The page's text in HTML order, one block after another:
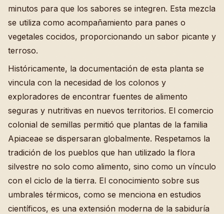
minutos para que los sabores se integren. Esta mezcla
se utiliza como acompañamiento para panes o
vegetales cocidos, proporcionando un sabor picante y
terroso.
Históricamente, la documentación de esta planta se
vincula con la necesidad de los colonos y
exploradores de encontrar fuentes de alimento
seguras y nutritivas en nuevos territorios. El comercio
colonial de semillas permitió que plantas de la familia
Apiaceae se dispersaran globalmente. Respetamos la
tradición de los pueblos que han utilizado la flora
silvestre no solo como alimento, sino como un vínculo
con el ciclo de la tierra. El conocimiento sobre sus
umbrales térmicos, como se menciona en estudios
científicos, es una extensión moderna de la sabiduría